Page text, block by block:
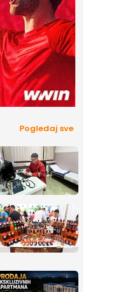
Pogledaj sve